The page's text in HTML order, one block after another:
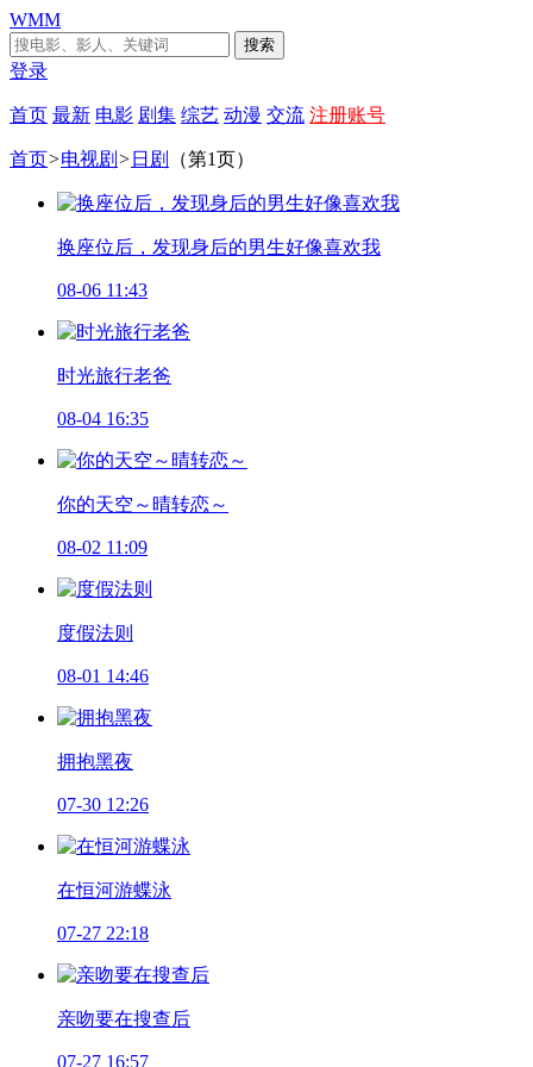
WMM
搜索
登录
首页 最新 电影 剧集 综艺 动漫 交流 注册账号
首页>电视剧 > 日剧 （第1页）
换座位后，发现身后的男生好像喜欢我
08-06 11:43
时光旅行老爸
08-04 16:35
你的天空～晴转恋～
08-02 11:09
度假法则
08-01 14:46
拥抱黑夜
07-30 12:26
在恒河游蝶泳
07-27 22:18
亲吻要在搜查后
07-27 16:57